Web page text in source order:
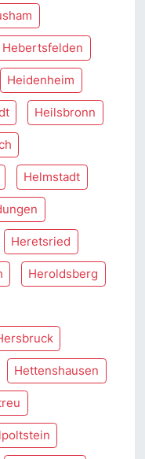
Hebertsfelden
Heidenheim
Heilsbronn
Helmstadt
Heretsried
Heroldsberg
Hettenshausen